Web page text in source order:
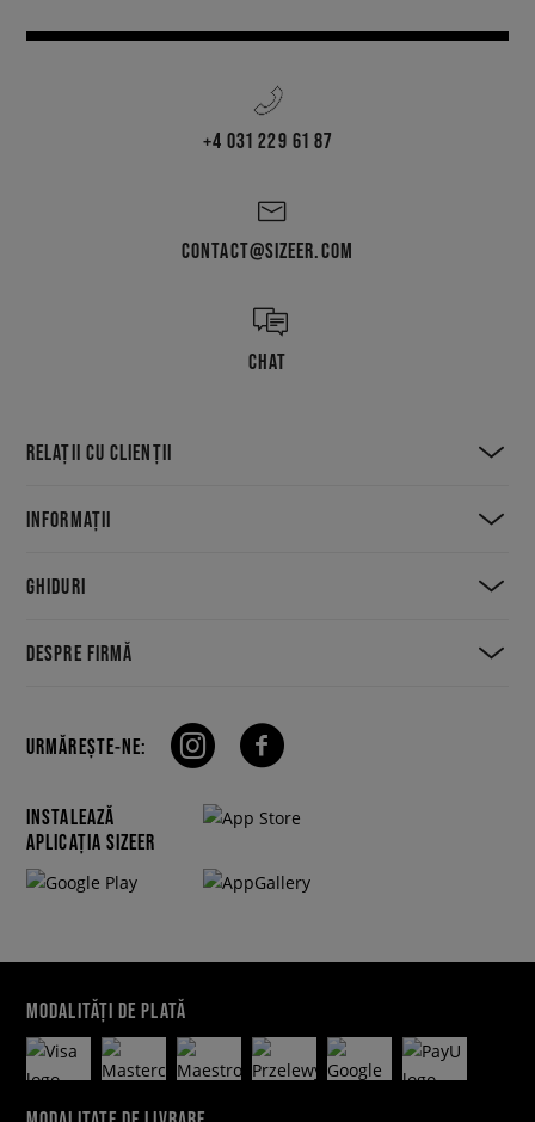
+4 031 229 61 87
CONTACT@SIZEER.COM
CHAT
RELAȚII CU CLIENȚII
INFORMAȚII
GHIDURI
DESPRE FIRMĂ
URMĂREȘTE-NE:
INSTALEAZĂ
APLICAȚIA SIZEER
MODALITĂȚI DE PLATĂ